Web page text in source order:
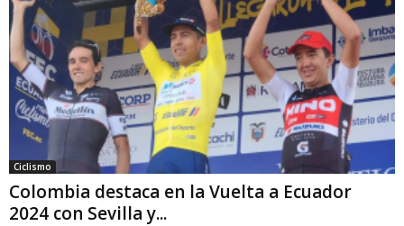
Ciclismo
Colombia destaca en la Vuelta a Ecuador
2024 con Sevilla y...